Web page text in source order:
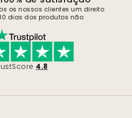
os nossos clientes um direito
dias dos produtos não
4.8